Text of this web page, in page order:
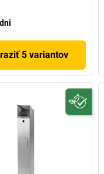
5 variantov